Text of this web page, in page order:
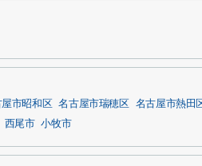
市昭和区 名古屋市瑞穂区 名古屋市熱田
西尾市 小牧市